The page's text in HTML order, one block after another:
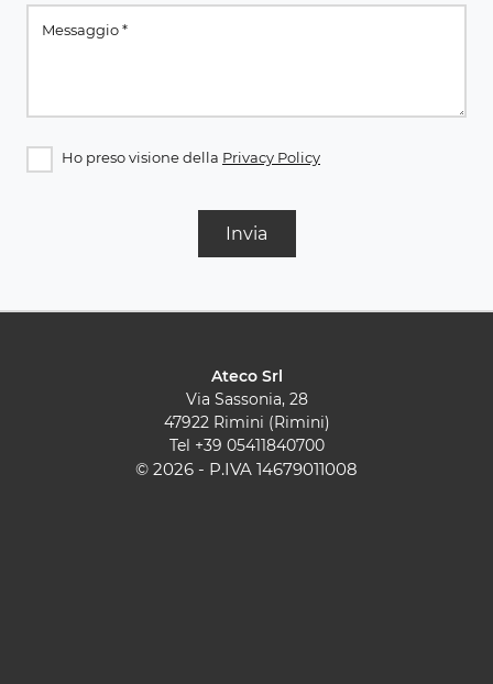
Ho preso visione della Privacy Policy
Invia
Ateco Srl
Via Sassonia, 28
47922 Rimini (Rimini)
Tel +39 05411840700
© 2026 - P.IVA 14679011008